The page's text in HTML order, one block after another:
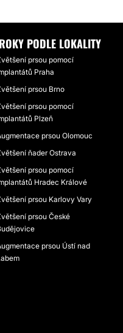
PODLE LOKALITY
prsou pomocí
Praha
prsou Brno
prsou pomocí
Plzeň
prsou Olomouc
ňader Ostrava
prsou pomocí
Hradec Králové
prsou Karlovy Vary
prsou České
prsou Ústí nad